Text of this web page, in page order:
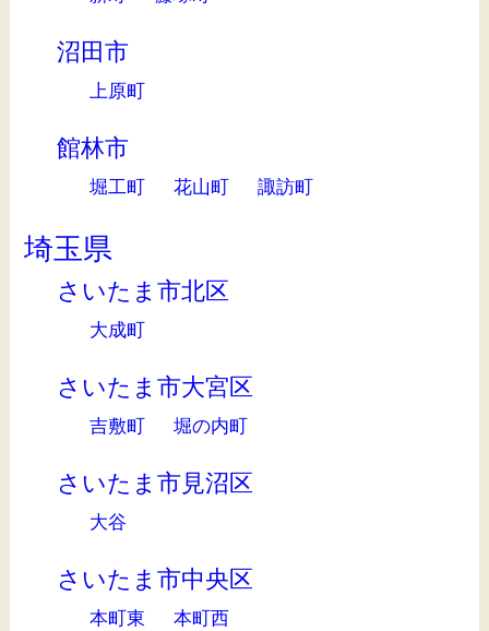
沼田市
上原町
館林市
堀工町 花山町 諏訪町
埼玉県
さいたま市北区
大成町
さいたま市大宮区
吉敷町 堀の内町
さいたま市見沼区
大谷
さいたま市中央区
本町東 本町西